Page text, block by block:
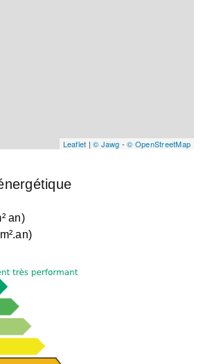
Leaflet | © Jawg -© OpenStreetMap
an)